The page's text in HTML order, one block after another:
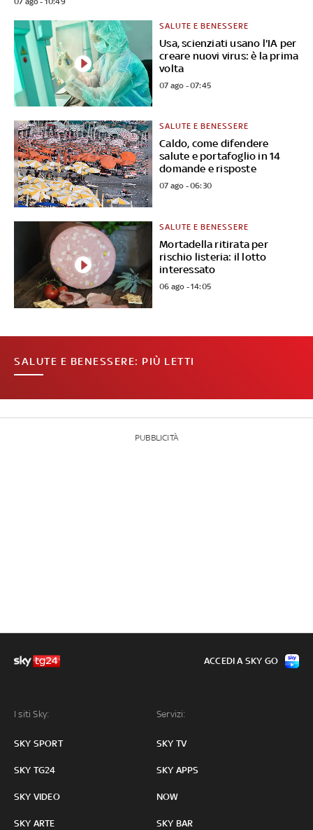
Usa, scienziati usano l'IA per
creare nuovi virus: è la prima
volta
SALUTE E BENESSERE
07 ago - 07:45
Caldo, come difendere
salute e portafoglio in 14
domande e risposte
SALUTE E BENESSERE
07 ago - 06:30
Mortadella ritirata per
rischio listeria: il lotto
interessato
SALUTE E BENESSERE
06 ago - 14:05
SALUTE E BENESSERE: PIÙ LETTI
PUBBLICITÀ
I siti Sky:
SKY SPORT
SKY TG24
SKY VIDEO
SKY ARTE
Servizi:
SKY TV
SKY APPS
NOW
SKY BAR
ACCEDI A SKY GO